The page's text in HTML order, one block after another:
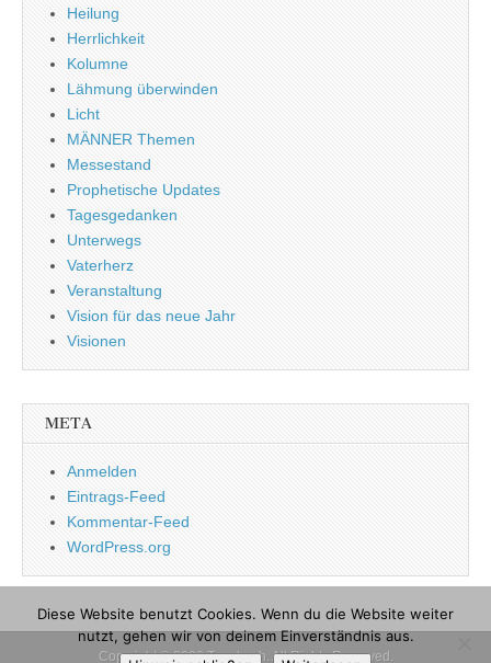
Heilung
Herrlichkeit
Kolumne
Lähmung überwinden
Licht
MÄNNER Themen
Messestand
Prophetische Updates
Tagesgedanken
Unterwegs
Vaterherz
Veranstaltung
Vision für das neue Jahr
Visionen
META
Anmelden
Eintrags-Feed
Kommentar-Feed
WordPress.org
Copyright © 2026Tagebuch. All Rights Reserved.
Diese Website benutzt Cookies. Wenn du die Website weiter
nutzt, gehen wir von deinem Einverständnis aus.